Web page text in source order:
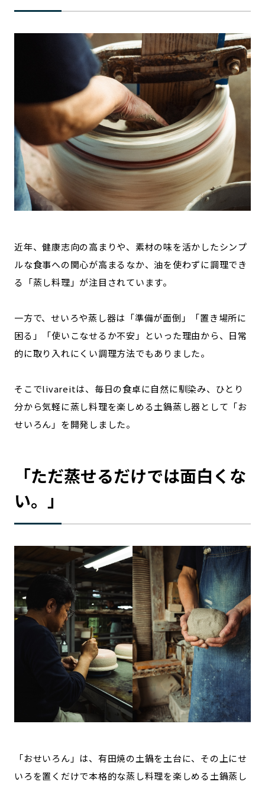
地域豆知識
ニッポンの百選大全集
「人」から探す
記事ライター アンバサダー
お問い合わせ 会社概要
近年、健康志向の高まりや、素材の味を活かしたシンプ
ルな食事への関心が高まるなか、油を使わずに調理でき
る「蒸し料理」が注目されています。
一方で、せいろや蒸し器は「準備が面倒」「置き場所に
困る」「使いこなせるか不安」といった理由から、日常
的に取り入れにくい調理方法でもありました。
そこでlivareitは、毎日の食卓に自然に馴染み、ひとり
分から気軽に蒸し料理を楽しめる土鍋蒸し器として「お
せいろん」を開発しました。
「ただ蒸せるだけでは面白くな
い。」
「おせいろん」は、有田焼の土鍋を土台に、その上にせ
いろを置くだけで本格的な蒸し料理を楽しめる土鍋蒸し